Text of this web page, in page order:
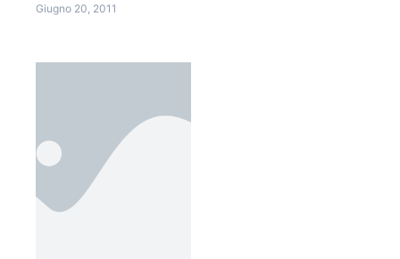
Giugno 20, 2011